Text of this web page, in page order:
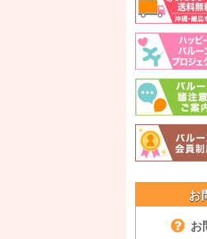
お
お